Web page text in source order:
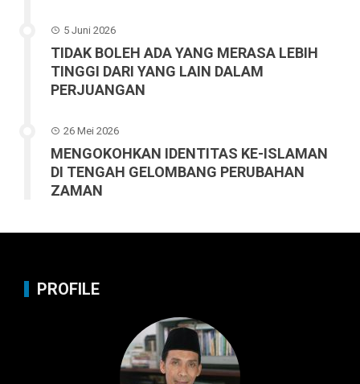
5 Juni 2026
TIDAK BOLEH ADA YANG MERASA LEBIH
TINGGI DARI YANG LAIN DALAM
PERJUANGAN
26 Mei 2026
MENGOKOHKAN IDENTITAS KE-ISLAMAN
DI TENGAH GELOMBANG PERUBAHAN
ZAMAN
PROFILE